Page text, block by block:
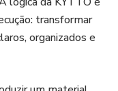
transformar
organizados e